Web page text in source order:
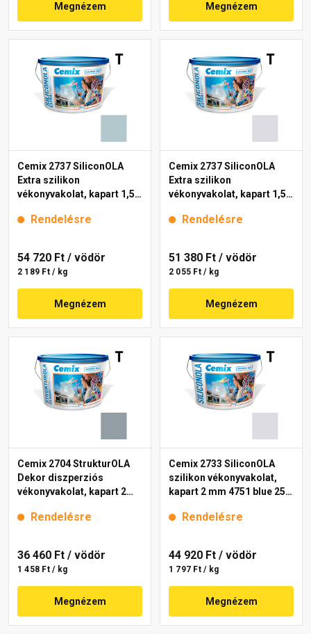
Megnézem Megnézem
Cemix 2737 SiliconOLA
Extra szilikon
vékonyvakolat, kapart 1,5
Rendelésre
54 720 Ft / vödör
2 189 Ft / kg
Megnézem
Cemix 2737 SiliconOLA
Extra szilikon
vékonyvakolat, kapart 1,5
Rendelésre
51 380 Ft / vödör
2 055 Ft / kg
Megnézem
Cemix 2704 StrukturOLA
Dekor diszperziós
vékonyvakolat, kapart 2
Rendelésre
36 460 Ft / vödör
1 458 Ft / kg
Megnézem
Cemix 2733 SiliconOLA
szilikon vékonyvakolat,
kapart 2 mm 4751 blue 25
Rendelésre
44 920 Ft / vödör
1 797 Ft / kg
Megnézem